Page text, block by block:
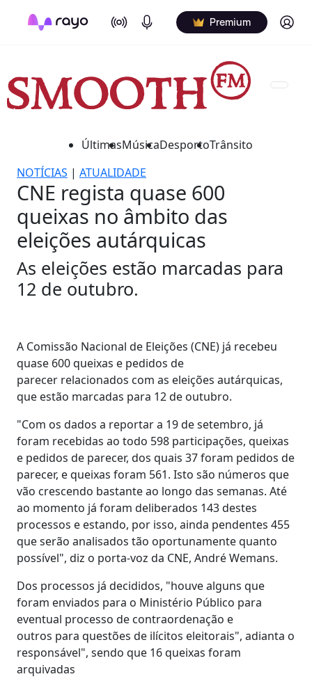
On Air Podcasts Premium Log in
ÚltimasMúsicaDesportoTrânsito
NOTÍCIAS | ATUALIDADE
CNE regista quase 600
queixas no âmbito das
eleições autárquicas
As eleições estão marcadas para
12 de outubro.
A Comissão Nacional de Eleições (CNE) já recebeu
quase 600 queixas e pedidos de
parecer relacionados com as eleições autárquicas,
que estão marcadas para 12 de outubro.
"Com os dados a reportar a 19 de setembro, já
foram recebidas ao todo 598 participações, queixas
e pedidos de parecer, dos quais 37 foram pedidos de
parecer, e queixas foram 561. Isto são números que
vão crescendo bastante ao longo das semanas. Até
ao momento já foram deliberados 143 destes
processos e estando, por isso, ainda pendentes 455
que serão analisados tão oportunamente quanto
possível", diz o porta-voz da CNE, André Wemans.
Dos processos já decididos, "houve alguns que
foram enviados para o Ministério Público para
eventual processo de contraordenação e
outros para questões de ilícitos eleitorais", adianta o
responsável", sendo que 16 queixas foram
arquivadas